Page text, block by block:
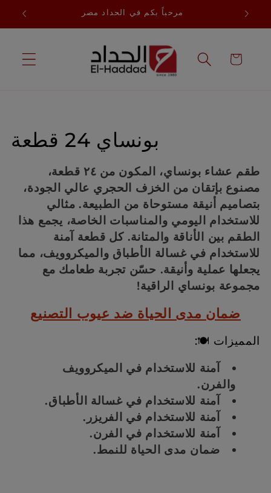
إلى
المحتوى
مرحباً بكم في الحداد مصر
التسوق
م
و
بونساي 24 قطعة
طقم عشاء بونساي، المكون من ٢٤ قطعة،
مصنوع بإتقان من الخزف الحجري عالي الجودة،
بتصاميم أنيقة مستوحاة من الطبيعة. مثالي
للاستخدام اليومي والمناسبات الخاصة، يجمع هذا
الطقم بين الأناقة والمتانة. كل قطعة آمنة
للاستخدام في غسالة الأطباق والميكروويف، مما
يجعلها عملية وأنيقة. حسّن تجربة طعامك مع
مجموعة بونساي الراقية!
ضمان مدى الحياة ضد عيوب التصنيع
المميزات 🍽:
آمنة للاستخدام في الميكروويف
والفرن.
آمنة للاستخدام في غسالة الأطباق.
آمنة للاستخدام في الفريزر.
آمنة للاستخدام في الفرن.
ضمان مدى الحياة للنمط.